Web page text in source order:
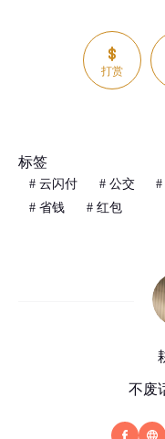
打赏
标签
#云闪付 #公交 #
#省钱 #红包
不废